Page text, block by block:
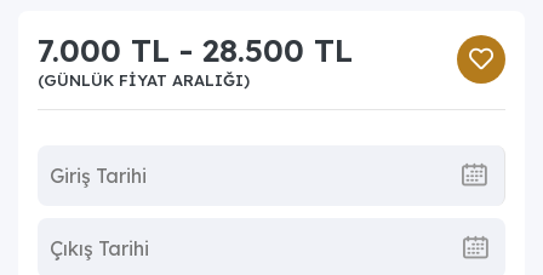
7.000 TL - 28.500 TL
(GÜNLÜK FIYAT ARALIĞI)